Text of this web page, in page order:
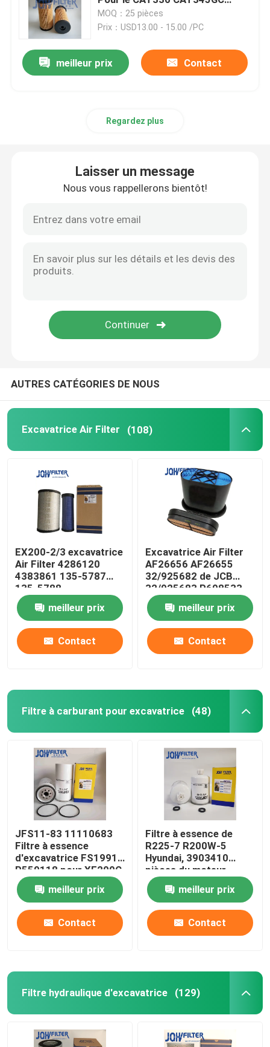
Filtre à carburant pour excavatrice
Filtre hydraulique d'excavatrice
Filtre à air de cabine
Filtre Komatsu
Excavatrice Filters de Hitachi
Filtre de Doosan
Assemblée principale de filtre
CAT350 CAT374 CAT395
MOQ：25 pièces
Prix：USD13.00 - 15.00 /PC
meilleur prix Contact
Regardez plus
Laisser un message
Nous vous rappellerons bientôt!
AUTRES CATÉGORIES DE NOUS
Excavatrice Air Filter (108)
EX200-2/3 excavatrice
Air Filter 4286120
4383861 135-5787
135-5788
meilleur prix
Contact
Excavatrice Air Filter
AF26656 AF26655
32/925682 de JCB
32/925683 P608533
meilleur prix
Contact
Filtre à carburant pour excavatrice (48)
JFS11-83 11110683
Filtre à essence
d'excavatrice FS19914
P559118 pour XE200C
XE210C XE135B
meilleur prix
Contact
Filtre à essence de
R225-7 R200W-5
Hyundai, 3903410
pièces du moteur
P551329FS1280
meilleur prix
Contact
Filtre hydraulique d'excavatrice (129)